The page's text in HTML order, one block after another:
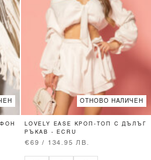
ОТНОВО НАЛИЧЕН
LOVELY EASE КРОП-ТОП С ДЪЛЪГ
РЪКАВ - ECRU
€69 / 134.95 ЛВ.